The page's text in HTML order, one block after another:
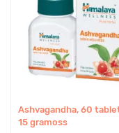
Ashvagandha, 60
15 gramoss